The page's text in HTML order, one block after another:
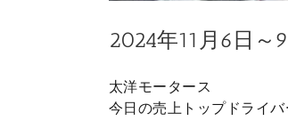
2024年11月6日
太洋モータース
今日の売上トップドライバ